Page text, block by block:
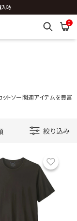
時
0
トソー関連アイテムを豊富
絞り込み